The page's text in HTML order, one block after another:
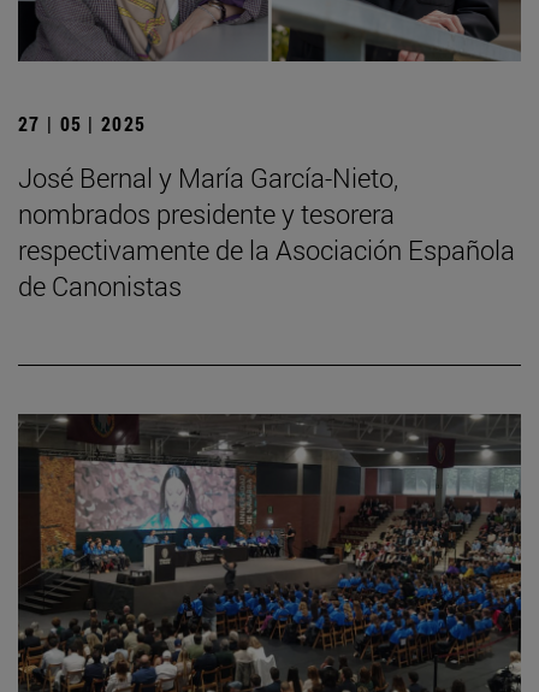
27 | 05 | 2025
José Bernal y María García-Nieto,
nombrados presidente y tesorera
respectivamente de la Asociación Española
de Canonistas